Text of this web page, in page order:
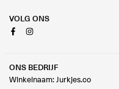
VOLG ONS
FacebookInstagram
ONS BEDRIJF
Winkelnaam: Jurkjes.co